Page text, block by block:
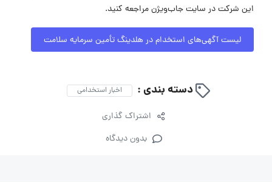
این شرکت در سایت جاب‌ویژن مراجعه کنید.
لیست آگهی‌های استخدام در هلدینگ تأمین سرمایه سلامت
دسته بندی : اخبار استخدامی
اشتراک گذاری
بدون دیدگاه